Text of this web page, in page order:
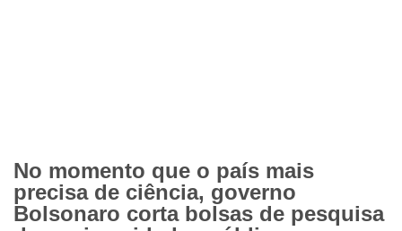
No momento que o país mais
precisa de ciência, governo
Bolsonaro corta bolsas de pesquisa